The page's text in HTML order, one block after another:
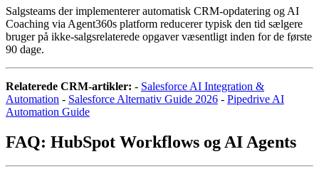
Salgsteams der implementerer automatisk CRM-opdatering og AI
Coaching via Agent360s platform reducerer typisk den tid sælgere
bruger på ikke-salgsrelaterede opgaver væsentligt inden for de første
90 dage.
Relaterede CRM-artikler: - Salesforce AI Integration &
Automation - Salesforce Alternativ Guide 2026 - Pipedrive AI
Automation Guide
FAQ: HubSpot Workflows og AI Agents